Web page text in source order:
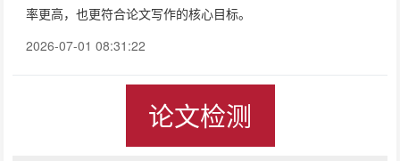
率更高，也更符合论文写作的核心目标。
2026-07-01 08:31:22
论文检测